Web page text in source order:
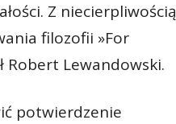
Z niecierpliwością
filozofii »For
Robert Lewandowski.
potwierdzenie